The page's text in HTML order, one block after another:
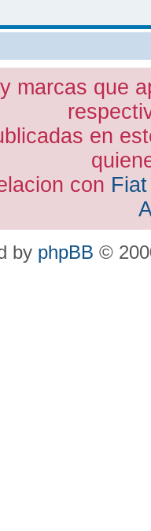
marcas que
en
con
by phpBB ©